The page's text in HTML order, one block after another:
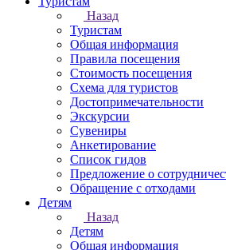
Назад
Туристам
Общая информация
Правила посещения
Стоимость посещения
Схема для туристов
Достопримечательности
Экскурсии
Сувениры
Анкетирование
Список гидов
Предложение о
Обращение с отходами
Детям
Назад
Детям
Общая информация